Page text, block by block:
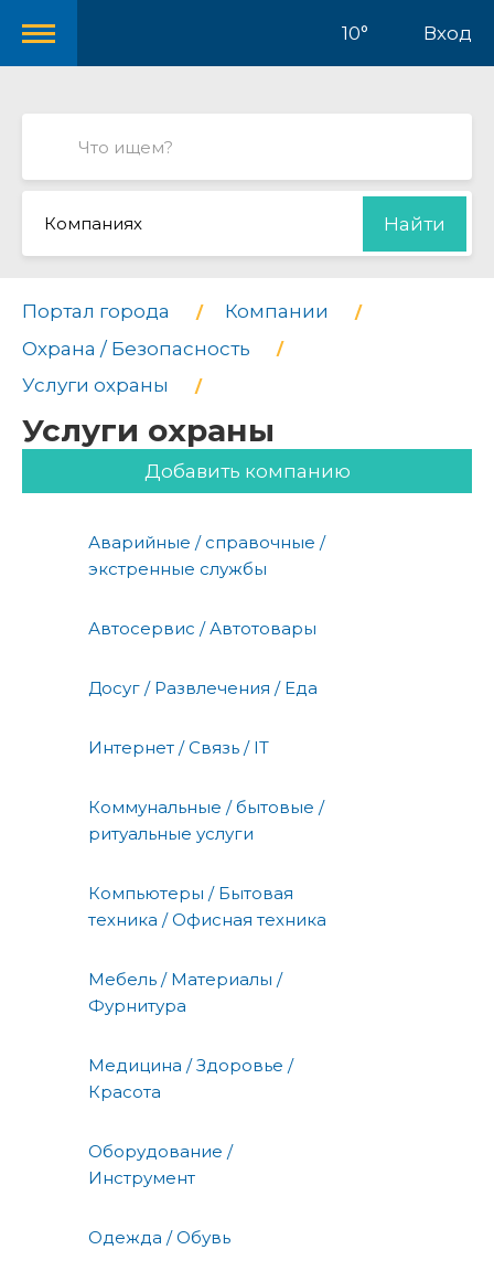
10° Вход
Компаниях Найти
Портал города
Компании
Охрана / Безопасность
Услуги охраны
Услуги охраны
Добавить компанию
Аварийные / справочные /
экстренные службы
Автосервис / Автотовары
Досуг / Развлечения / Еда
Интернет / Связь / IT
Коммунальные / бытовые /
ритуальные услуги
Компьютеры / Бытовая
техника / Офисная техника
Мебель / Материалы /
Фурнитура
Медицина / Здоровье /
Красота
Оборудование /
Инструмент
Одежда / Обувь